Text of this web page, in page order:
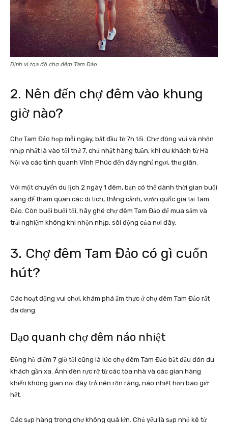
Định vị tọa độ chợ đêm Tam Đảo
2. Nên đến chợ đêm vào khung
giờ nào?
Chợ Tam Đảo họp mỗi ngày, bắt đầu từ 7h tối. Chợ đông vui và nhộn
nhịp nhất là vào tối thứ 7, chủ nhật hàng tuần, khi du khách từ Hà
Nội và các tỉnh quanh Vĩnh Phúc đến đây nghỉ ngơi, thư giãn.
Với một chuyến du lịch 2 ngày 1 đêm, bạn có thể dành thời gian buổi
sáng để tham quan các di tích, thẳng cảnh, vườn quốc gia tại Tam
Đảo. Còn buổi buổi tối, hãy ghé chợ đêm Tam Đảo để mua sắm và
trải nghiệm không khi nhộn nhịp, sôi động của nơi đây.
3. Chợ đêm Tam Đảo có gì cuốn
hút?
Các hoạt động vui chơi, khám phá ẩm thực ở chợ đêm Tam Đảo rất
đa dạng.
Dạo quanh chợ đêm náo nhiệt
Đồng hồ điểm 7 giờ tối cũng là lúc chợ đêm Tam Đảo bắt đầu đón du
khách gần xa. Ánh đèn rực rỡ từ các tòa nhà và các gian hàng
khiến không gian nơi đây trở nên rộn ràng, náo nhiệt hơn bao giờ
hết.
Các sạp hàng trong chợ không quá lớn. Chủ yếu là sạp nhỏ kê từ